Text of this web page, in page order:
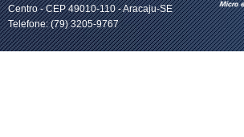
Centro - CEP 49010-110 - Aracaju-SE
Telefone: (79) 3205-9767